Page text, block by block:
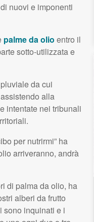
nuovi e imponenti
palme da olio entro il
sotto-utilizzata e
da cui
alla
intentate nei tribunali
per nutrirmi” ha
arriveranno, andrà
di palma da olio, ha
alberi da frutto
sono inquinati e i